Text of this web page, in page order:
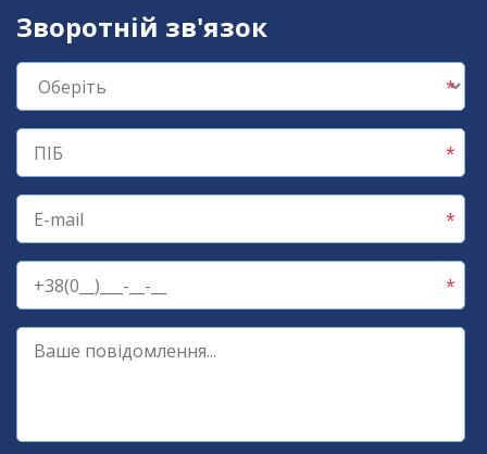
Зворотній зв'язок